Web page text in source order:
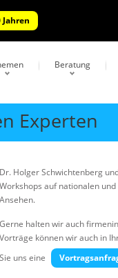
Beratung
Experten
Dr. Holger Schwichtenberg
Workshops auf nationalen
Ansehen.
Gerne halten wir auch
Vorträge können wir auch in
Sie uns eine